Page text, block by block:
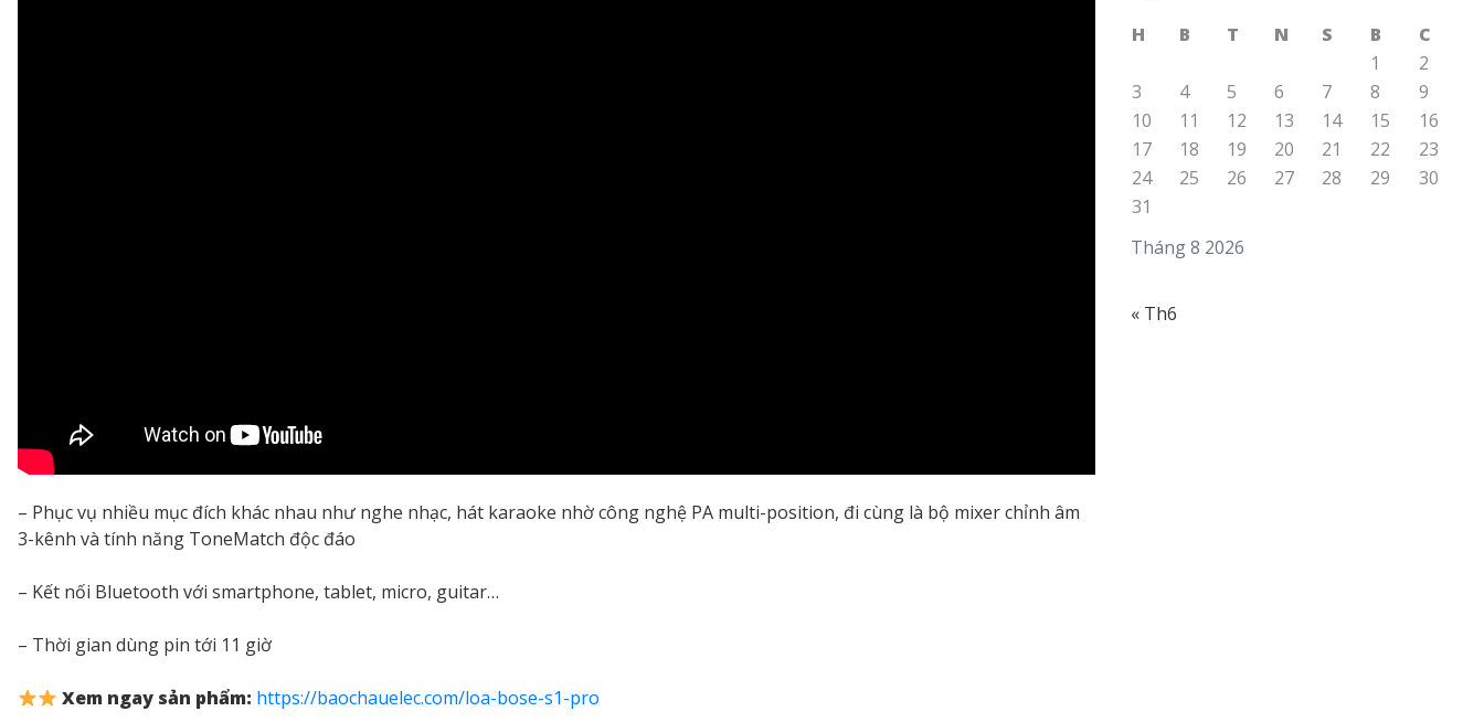
– Phục vụ nhiều mục đích khác nhau như nghe nhạc, hát karaoke nhờ công nghệ PA multi-position, đi cùng là bộ mixer chỉnh âm
3-kênh và tính năng ToneMatch độc đáo
– Kết nối Bluetooth với smartphone, tablet, micro, guitar…
– Thời gian dùng pin tới 11 giờ
Xem ngay sản phẩm: https://baochauelec.com/loa-bose-s1-pro
Tháng 8 2026
H B T N S B
C
1
2
3
4 5 6 7 8
9
10
11 12 13 14 15
16
17
18 19 20 21 22
23
24
25 26 27 28 29
30
31
« Th6